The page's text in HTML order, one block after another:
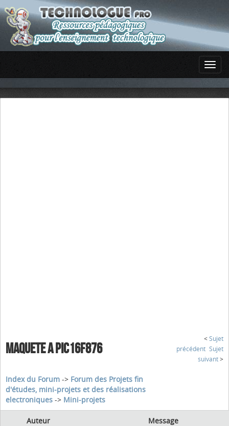
MAQUETE A PIC16F876
< Sujet
précédent Sujet
suivant >
Index du Forum -> Forum des Projets fin
d'études, mini-projets et des réalisations
electroniques -> Mini-projets
Auteur Message